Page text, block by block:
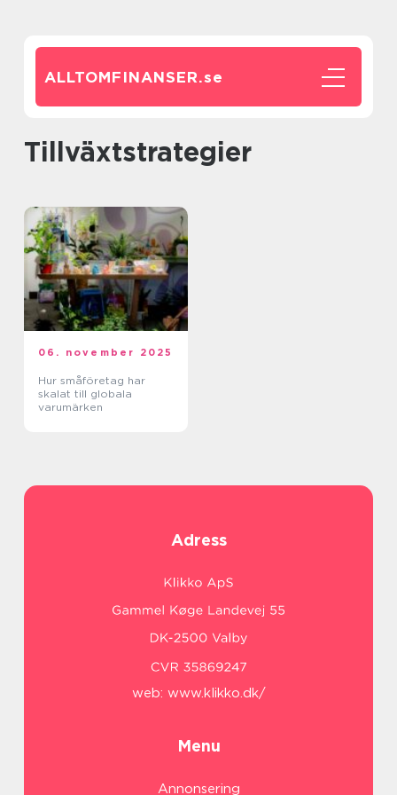
ALLTOMFINANSER.se
Tillväxtstrategier
06. november 2025
Hur småföretag har
skalat till globala
varumärken
Adress
web: www.klikko.dk/
Menu
Annonsering